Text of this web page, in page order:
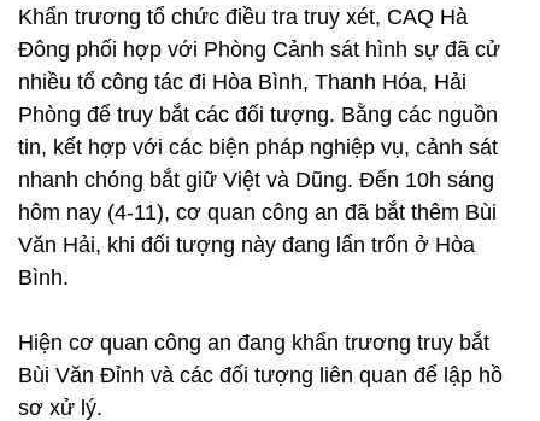
Khẩn trương tổ chức điều tra truy xét, CAQ Hà
Đông phối hợp với Phòng Cảnh sát hình sự đã cử
nhiều tổ công tác đi Hòa Bình, Thanh Hóa, Hải
Phòng để truy bắt các đối tượng. Bằng các nguồn
tin, kết hợp với các biện pháp nghiệp vụ, cảnh sát
nhanh chóng bắt giữ Việt và Dũng. Đến 10h sáng
hôm nay (4-11), cơ quan công an đã bắt thêm Bùi
Văn Hải, khi đối tượng này đang lẩn trốn ở Hòa
Bình.
Hiện cơ quan công an đang khẩn trương truy bắt
Bùi Văn Đỉnh và các đối tượng liên quan để lập hồ
sơ xử lý.